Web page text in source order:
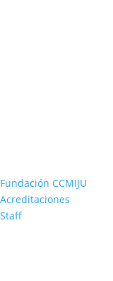
Fundación CCMIJU
Acreditaciones
Staff